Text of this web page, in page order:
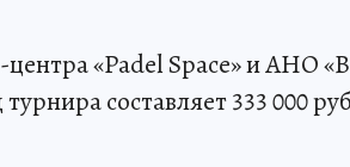
«Padel Space» и АНО
составляет 333 000